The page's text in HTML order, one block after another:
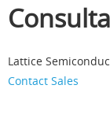
Lattice
Contact Sales